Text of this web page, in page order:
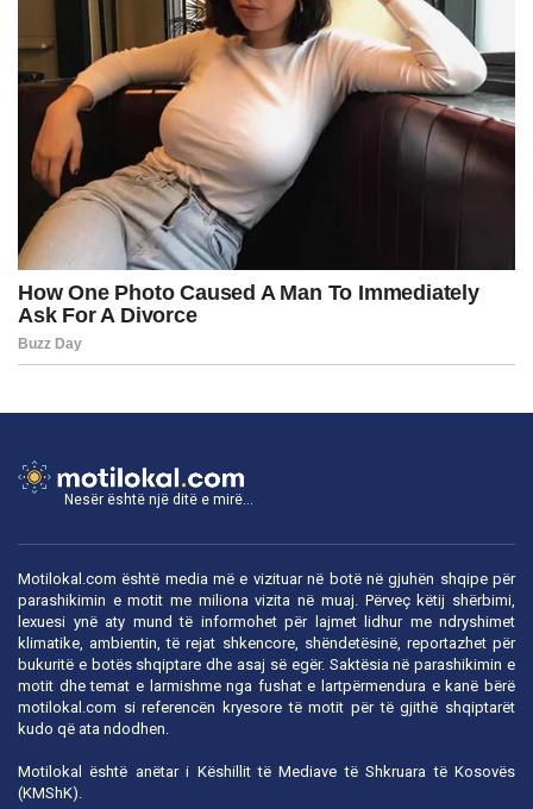
Nesër është një ditë e mirë...
Motilokal.com është media më e vizituar në botë në gjuhën shqipe për
parashikimin e motit me miliona vizita në muaj. Përveç këtij shërbimi,
lexuesi ynë aty mund të informohet për lajmet lidhur me ndryshimet
klimatike, ambientin, të rejat shkencore, shëndetësinë, reportazhet për
bukuritë e botës shqiptare dhe asaj së egër. Saktësia në parashikimin e
motit dhe temat e larmishme nga fushat e lartpërmendura e kanë bërë
motilokal.com si referencën kryesore të motit për të gjithë shqiptarët
kudo që ata ndodhen.
Motilokal është anëtar i Këshillit të Mediave të Shkruara të Kosovës
(KMShK).